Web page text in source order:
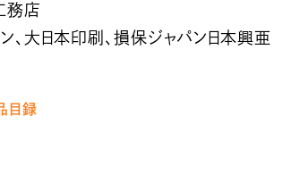
務店
、大日本印刷、損保ジャパン日本興亜
目録